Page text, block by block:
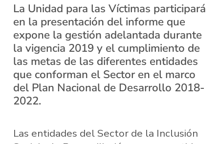
La Unidad para las Víctimas participará
en la presentación del informe que
expone la gestión adelantada durante
la vigencia 2019 y el cumplimiento de
las metas de las diferentes entidades
que conforman el Sector en el marco
del Plan Nacional de Desarrollo 2018-
2022.
Las entidades del Sector de la Inclusión